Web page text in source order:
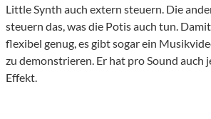
Little Synth auch extern steuern. Die
steuern das, was die Potis auch tun.
flexibel genug, es gibt sogar ein
zu demonstrieren. Er hat pro Sound auch
Effekt.